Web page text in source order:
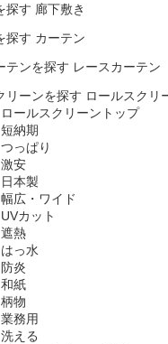
廊下敷き
カーテン
レースカーテン
ロールスクリ
ロールスクリーントップ
短納期
つっぱり
激安
日本製
幅広・ワイド
UVカット
遮熱
はっ水
防炎
和紙
柄物
業務用
洗える